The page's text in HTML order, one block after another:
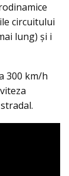
circuitului
lung) și i
300 km/h